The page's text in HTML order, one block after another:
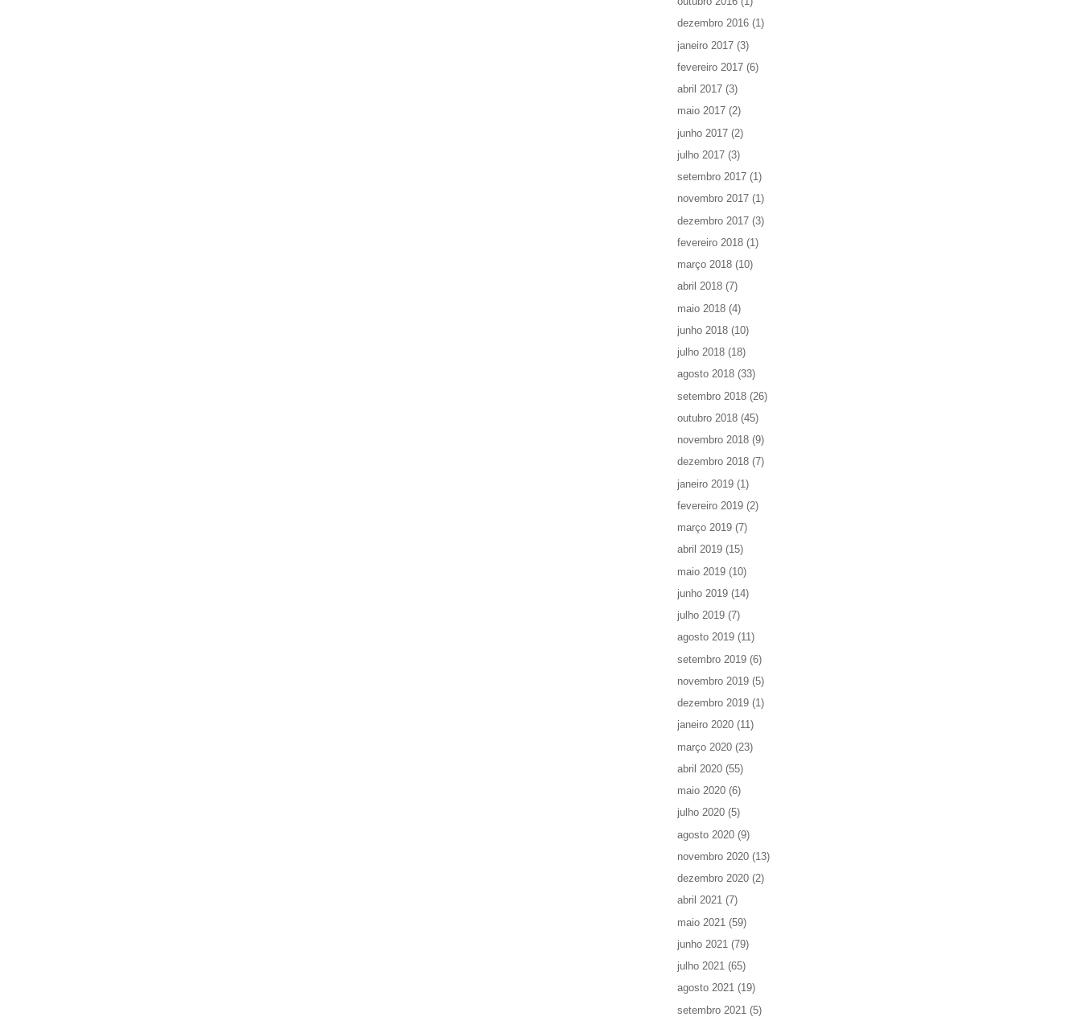
dezembro 2016 (1)
janeiro 2017 (3)
fevereiro 2017 (6)
abril 2017 (3)
maio 2017 (2)
junho 2017 (2)
julho 2017 (3)
setembro 2017 (1)
novembro 2017 (1)
dezembro 2017 (3)
fevereiro 2018 (1)
março 2018 (10)
abril 2018 (7)
maio 2018 (4)
junho 2018 (10)
julho 2018 (18)
agosto 2018 (33)
setembro 2018 (26)
outubro 2018 (45)
novembro 2018 (9)
dezembro 2018 (7)
janeiro 2019 (1)
fevereiro 2019 (2)
março 2019 (7)
abril 2019 (15)
maio 2019 (10)
junho 2019 (14)
julho 2019 (7)
agosto 2019 (11)
setembro 2019 (6)
novembro 2019 (5)
dezembro 2019 (1)
janeiro 2020 (11)
março 2020 (23)
abril 2020 (55)
maio 2020 (6)
julho 2020 (5)
agosto 2020 (9)
novembro 2020 (13)
dezembro 2020 (2)
abril 2021 (7)
maio 2021 (59)
junho 2021 (79)
julho 2021 (65)
agosto 2021 (19)
setembro 2021 (5)